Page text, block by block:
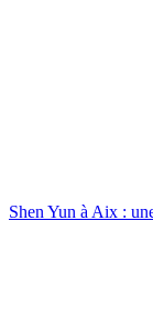
Shen Yun à Aix :